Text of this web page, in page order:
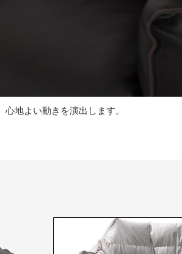
地よい動きを演出します。